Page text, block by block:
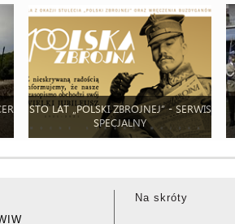
STO LAT „POLSKI ZBROJNEJ” - SERWIS
SPECJALNY
Na skróty